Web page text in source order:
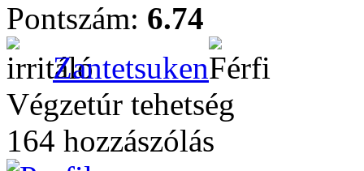
Pontszám: 6.74
Zantetsuken
Végzetúr tehetség
164 hozzászólás